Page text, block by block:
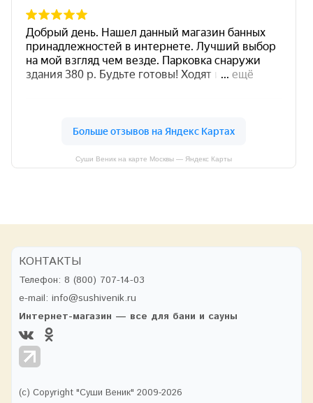
Суши Веник на карте Москвы — Яндекс Карты
КОНТАКТЫ
Телефон: 8 (800) 707-14-03
e-mail: info@sushivenik.ru
Интернет-магазин — все для бани и сауны
(с) Copyright "Суши Веник" 2009-2026